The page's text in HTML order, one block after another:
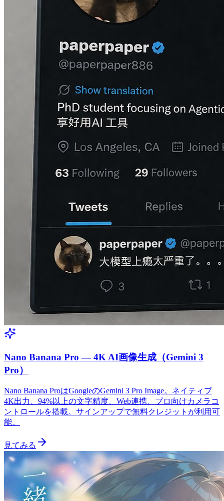
Nano Banana Pro — 4K AI画像生成（Gemini 3
Pro）
Nano Banana ProはGoogleのGemini 3 Pro Image。ネイティブ
4K出力、94%以上の文字精度、Web連携、プロ向けカメラコ
ントロールを搭載。サインアップで無料クレジットが利用可
能。
見てみる